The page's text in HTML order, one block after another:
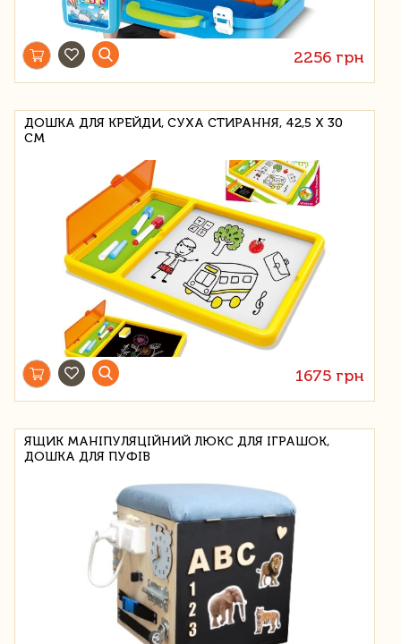
2256 грн
ДОШКА ДЛЯ КРЕЙДИ, СУХА СТИРАННЯ, 42,5 Х 30
СМ
1675 грн
ЯЩИК МАНІПУЛЯЦІЙНИЙ ЛЮКС ДЛЯ ІГРАШОК,
ДОШКА ДЛЯ ПУФІВ